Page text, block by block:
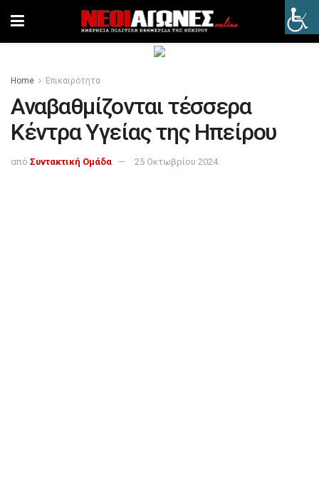
Home Επικαιρότητα
Αναβαθμίζονται τέσσερα
Κέντρα Υγείας της Ηπείρου
από Συντακτική Ομάδα 25 Οκτωβρίου 2024